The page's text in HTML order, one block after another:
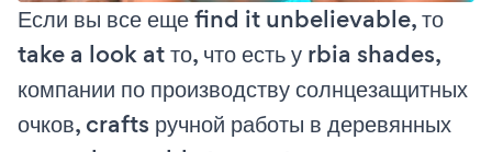
Если вы все еще find it unbelievable, то
take a look at то, что есть у rbia shades,
компании по производству солнцезащитных
очков, crafts ручной работы в деревянных